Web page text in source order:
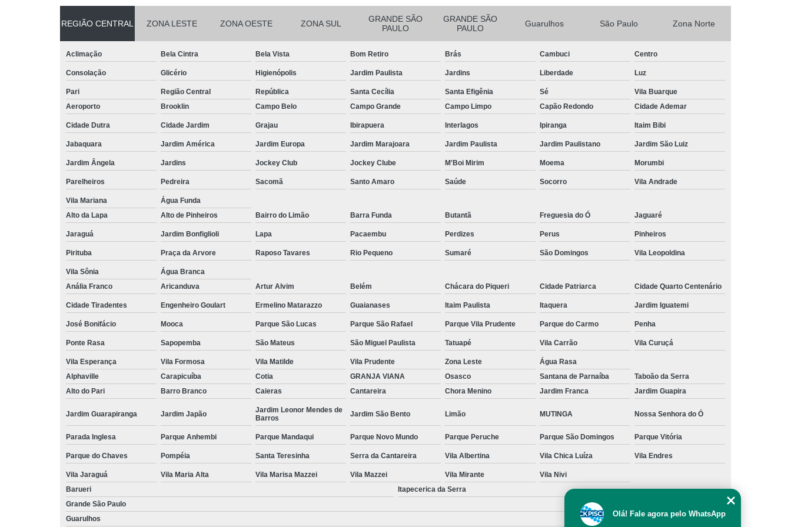
Filtro para Piscina Tipo a
Iluminação Borda Piscina
Iluminação de Piscina com Led
Iluminação de Piscina de Fibra
Iluminação de Piscina em Led
Iluminação de Piscina Led
Iluminação em Piscina
Iluminação Interna Piscina
Iluminação na Piscina
Iluminação para Beira de Piscina
Iluminação para Piscina Led
Iluminação Piscina Externa
Iluminação Piscina Jacuzzi
Limpeza da Piscina
Limpeza de Piscina Comercial
Limpeza de Piscina Condomínio
Limpeza de Piscina de Academia
Limpeza de Piscina de Fibra
Limpeza de Piscina de Prédios
Limpeza de Piscina Grande
Limpeza e Tratamento de Piscinas
Limpeza para Piscina
Limpeza Piscina
Limpeza de Piscina em Condomínio
Limpeza de Piscina Filtrando
Limpeza e Manutenção de Piscina
Limpeza Tratamento e Manutenção de Piscinas
Manutenção de Piscinas
Manutenção de Piscinas em Hotéis
Manutenção de Piscinas Residenciais
Manutenção para Piscina em Condomínio
Limpeza de Piscina água Verde
Limpeza de Piscina com Ozônio
Limpeza de Piscina Muito Suja
Limpeza de Piscina para Construtora
Limpeza de Piscina por Ionização
Limpeza de Piscina Pós Obra
Limpeza de Piscina sem Cloro
Limpeza do Filtro da Piscina
Limpeza Filtro Piscina
Limpeza Piscina Verde
Consertar Piscina
Conserto de Piscina
Manutenção de Piscina
Manutenção Piscina
Manutenção Piscina Cheia
Manutenção Piscina Fibra
Manutenção Piscina Pequena
Manutenção Piscina Vinil
Piscinas Manutenção
Manutenção Bomba Piscina
Manutenção de Bomba de Piscina
Manutenção de Motor de Piscina
Manutenção em Filtro de Piscina
REGIÃO CENTRAL ZONA LESTE ZONA OESTE ZONA SUL
GRANDE SÃO
PAULO
GRANDE SÃO
PAULO
Guarulhos São Paulo Zona Norte
Aclimação Bela Cintra Bela Vista Bom Retiro Brás Cambuci Centro
Consolação Glicério Higienópolis Jardim Paulista Jardins Liberdade Luz
Pari Região Central República Santa Cecília Santa Efigênia Sé
Vila Buarque
Aeroporto
Brooklin Campo Belo Campo Grande Campo Limpo Capão Redondo Cidade Ademar
Cidade Dutra Cidade Jardim Grajau Ibirapuera Interlagos Ipiranga Itaim Bibi
Jabaquara Jardim América Jardim Europa Jardim Marajoara Jardim Paulista Jardim Paulistano Jardim São Luiz
Jardim Ângela Jardins Jockey Club Jockey Clube M'Boi Mirim Moema Morumbi
Parelheiros Pedreira Sacomã Santo Amaro Saúde Socorro Vila Andrade
Vila Mariana
Água Funda
Alto da Lapa
Alto de Pinheiros Bairro do Limão Barra Funda Butantã Freguesia do Ó Jaguaré
Jaraguá Jardim Bonfiglioli Lapa Pacaembu Perdizes Perus Pinheiros
Pirituba Praça da Arvore Raposo Tavares Rio Pequeno Sumaré São Domingos Vila Leopoldina
Vila Sônia
Água Branca
Anália Franco
Aricanduva Artur Alvim Belém Chácara do Piqueri Cidade Patriarca Cidade Quarto Centenário
Cidade Tiradentes Engenheiro Goulart Ermelino Matarazzo Guaianases Itaim Paulista Itaquera Jardim Iguatemi
José Bonifácio Mooca Parque São Lucas Parque São Rafael Parque Vila Prudente Parque do Carmo Penha
Ponte Rasa Sapopemba São Mateus São Miguel Paulista Tatuapé Vila Carrão Vila Curuçá
Vila Esperança Vila Formosa Vila Matilde Vila Prudente Zona Leste
Água Rasa
Alphaville
Carapicuíba Cotia GRANJA VIANA Osasco Santana de Parnaíba
Taboão da Serra
Alto do Pari
Barro Branco Caieras Cantareira Chora Menino Jardim Franca Jardim Guapira
Jardim Guarapiranga Jardim Japão
Jardim Leonor Mendes de
Barros
Jardim São Bento Limão MUTINGA Nossa Senhora do Ó
Parada Inglesa Parque Anhembi Parque Mandaqui Parque Novo Mundo Parque Peruche Parque São Domingos Parque Vitória
Parque do Chaves Pompéia Santa Teresinha Serra da Cantareira Vila Albertina Vila Chica Luíza Vila Endres
Vila Jaraguá Vila Maria Alta Vila Marisa Mazzei Vila Mazzei Vila Mirante
Vila Nivi
Barueri
Itapecerica da Serra
Grande São Paulo
Guarulhos
Olá! Fale agora pelo WhatsApp